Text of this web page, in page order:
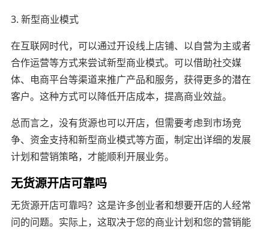
3. 新型商业模式
在互联网时代，可以通过开设线上店铺、以自营为主或者
合作运营等方式来尝试新型商业模式。可以借助社交媒
体、电商平台等渠道来推广产品和服务，获得更多的潜在
客户。这种方式可以降低开店成本，提高商业效益。
总而言之，没有货源也可以开店，但需要考虑到市场竞
争、资金支持和新型商业模式等方面，制定出详细的发展
计划和营销策略，才能顺利开展业务。
无货源开店可靠吗
无货源开店可靠吗？这是许多创业者和想要开店的人经常
问的问题。实际上，这取决于您的商业计划和您的营销能